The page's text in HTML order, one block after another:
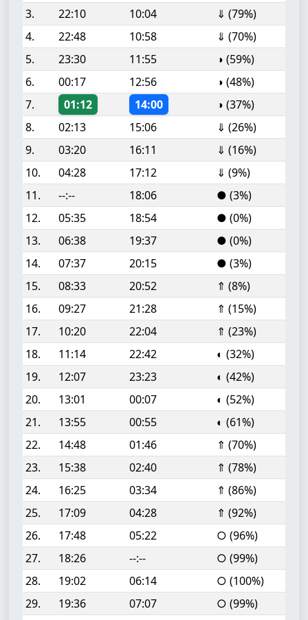
3.
22:10 10:04
⇓ (79%)
4.
22:48 10:58
⇓ (70%)
5.
23:30 11:55
◑ (59%)
6.
00:17 12:56
◑ (48%)
7.
01:12 14:00
◑ (37%)
8.
02:13 15:06
⇓ (26%)
9.
03:20 16:11
⇓ (16%)
10.
04:28 17:12
⇓ (9%)
11.
--:-- 18:06
● (3%)
12.
05:35 18:54
● (0%)
13.
06:38 19:37
● (0%)
14.
07:37 20:15
● (3%)
15.
08:33 20:52
⇑ (8%)
16.
09:27 21:28
⇑ (15%)
17.
10:20 22:04
⇑ (23%)
18.
11:14 22:42
◐ (32%)
19.
12:07 23:23
◐ (42%)
20.
13:01 00:07
◐ (52%)
21.
13:55 00:55
◐ (61%)
22.
14:48 01:46
⇑ (70%)
23.
15:38 02:40
⇑ (78%)
24.
16:25 03:34
⇑ (86%)
25.
17:09 04:28
⇑ (92%)
26.
17:48 05:22
○ (96%)
27.
18:26 --:--
○ (99%)
28.
19:02 06:14
○ (100%)
29.
19:36 07:07
○ (99%)